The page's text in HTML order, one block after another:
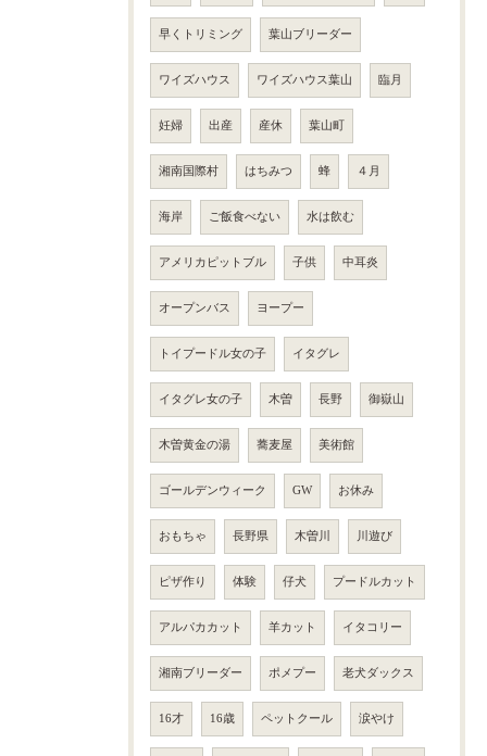
早くトリミング 葉山ブリーダー
ワイズハウス ワイズハウス葉山 臨月
妊婦 出産 産休 葉山町
湘南国際村 はちみつ 蜂 ４月
海岸 ご飯食べない 水は飲む
アメリカピットブル 子供 中耳炎
オープンバス ヨープー
トイプードル女の子 イタグレ
イタグレ女の子 木曽 長野 御嶽山
木曽黄金の湯 蕎麦屋 美術館
ゴールデンウィーク GW お休み
おもちゃ 長野県 木曽川 川遊び
ピザ作り 体験 仔犬 プードルカット
アルパカカット 羊カット イタコリー
湘南ブリーダー ポメプー 老犬ダックス
16才 16歳 ペットクール 涙やけ